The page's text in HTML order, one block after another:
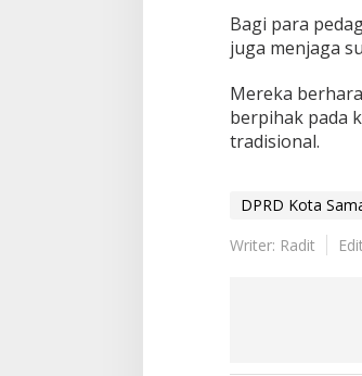
Bagi para
juga menjaga
Mereka
berpihak pada
tradisional.
DPRD Kota
Writer: Radit